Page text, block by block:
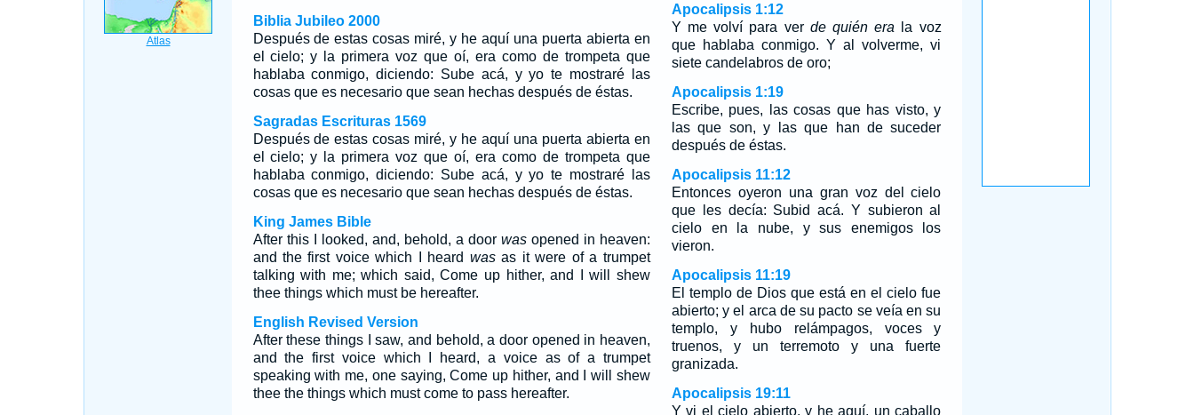
Biblia Jubileo 2000
Después de estas cosas miré, y he aquí una puerta abierta en
el cielo; y la primera voz que oí, era como de trompeta que
hablaba conmigo, diciendo: Sube acá, y yo te mostraré las
cosas que es necesario que sean hechas después de éstas.
Sagradas Escrituras 1569
Después de estas cosas miré, y he aquí una puerta abierta en
el cielo; y la primera voz que oí, era como de trompeta que
hablaba conmigo, diciendo: Sube acá, y yo te mostraré las
cosas que es necesario que sean hechas después de éstas.
King James Bible
After this I looked, and, behold, a door wasopened in heaven:
and the first voice which I heard wasas it were of a trumpet
talking with me; which said, Come up hither, and I will shew
thee things which must be hereafter.
English Revised Version
After these things I saw, and behold, a door opened in heaven,
and the first voice which I heard, a voice as of a trumpet
speaking with me, one saying, Come up hither, and I will shew
thee the things which must come to pass hereafter.
Apocalipsis 1:12
Y me volví para ver de quién era la voz
que hablaba conmigo. Y al volverme, vi
siete candelabros de oro;
Apocalipsis 1:19
Escribe, pues, las cosas que has visto, y
las que son, y las que han de suceder
después de éstas.
Apocalipsis 11:12
Entonces oyeron una gran voz del cielo
que les decía: Subid acá. Y subieron al
cielo en la nube, y sus enemigos los
vieron.
Apocalipsis 11:19
El templo de Dios que está en el cielo fue
abierto; y el arca de su pacto se veía en su
templo, y hubo relámpagos, voces y
truenos, y un terremoto y una fuerte
granizada.
Apocalipsis 19:11
Y vi el cielo abierto, y he aquí, un caballo